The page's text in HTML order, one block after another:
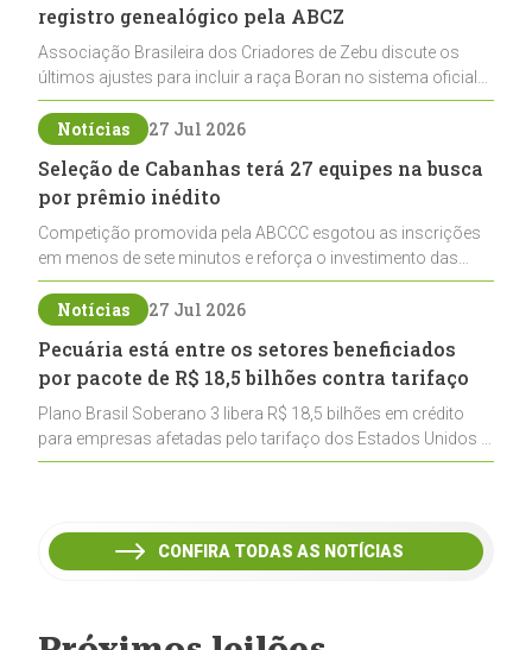
registro genealógico pela ABCZ
Associação Brasileira dos Criadores de Zebu discute os
últimos ajustes para incluir a raça Boran no sistema oficial
de registros, abrindo caminho para sua expansão na
pecuária nacional
Notícias 27 Jul 2026
Seleção de Cabanhas terá 27 equipes na busca
por prêmio inédito
Competição promovida pela ABCCC esgotou as inscrições
em menos de sete minutos e reforça o investimento das
cabanhas na seleção genética de Cavalos Crioulos voltados
ao laço
Notícias 27 Jul 2026
Pecuária está entre os setores beneficiados
por pacote de R$ 18,5 bilhões contra tarifaço
Plano Brasil Soberano 3 libera R$ 18,5 bilhões em crédito
para empresas afetadas pelo tarifaço dos Estados Unidos e
inclui a pecuária entre os setores estratégicos
CONFIRA TODAS AS NOTÍCIAS